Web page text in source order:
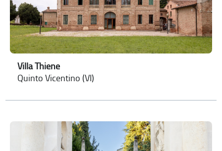
Villa Thiene
Quinto Vicentino (VI)